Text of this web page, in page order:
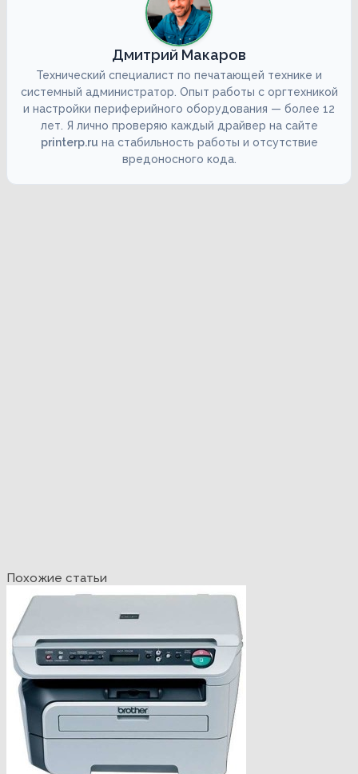
Дмитрий Макаров
Технический специалист по печатающей технике и
системный администратор. Опыт работы с оргтехникой
и настройки периферийного оборудования — более 12
лет. Я лично проверяю каждый драйвер на сайте
printerp.ru на стабильность работы и отсутствие
вредоносного кода.
Похожие статьи